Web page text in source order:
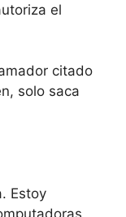
el
citado
solo saca
Estoy